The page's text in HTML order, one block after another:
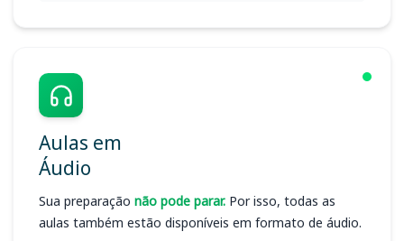
Aulas em
Áudio
Sua preparação não pode parar. Por isso, todas as
aulas também estão disponíveis em formato de áudio.